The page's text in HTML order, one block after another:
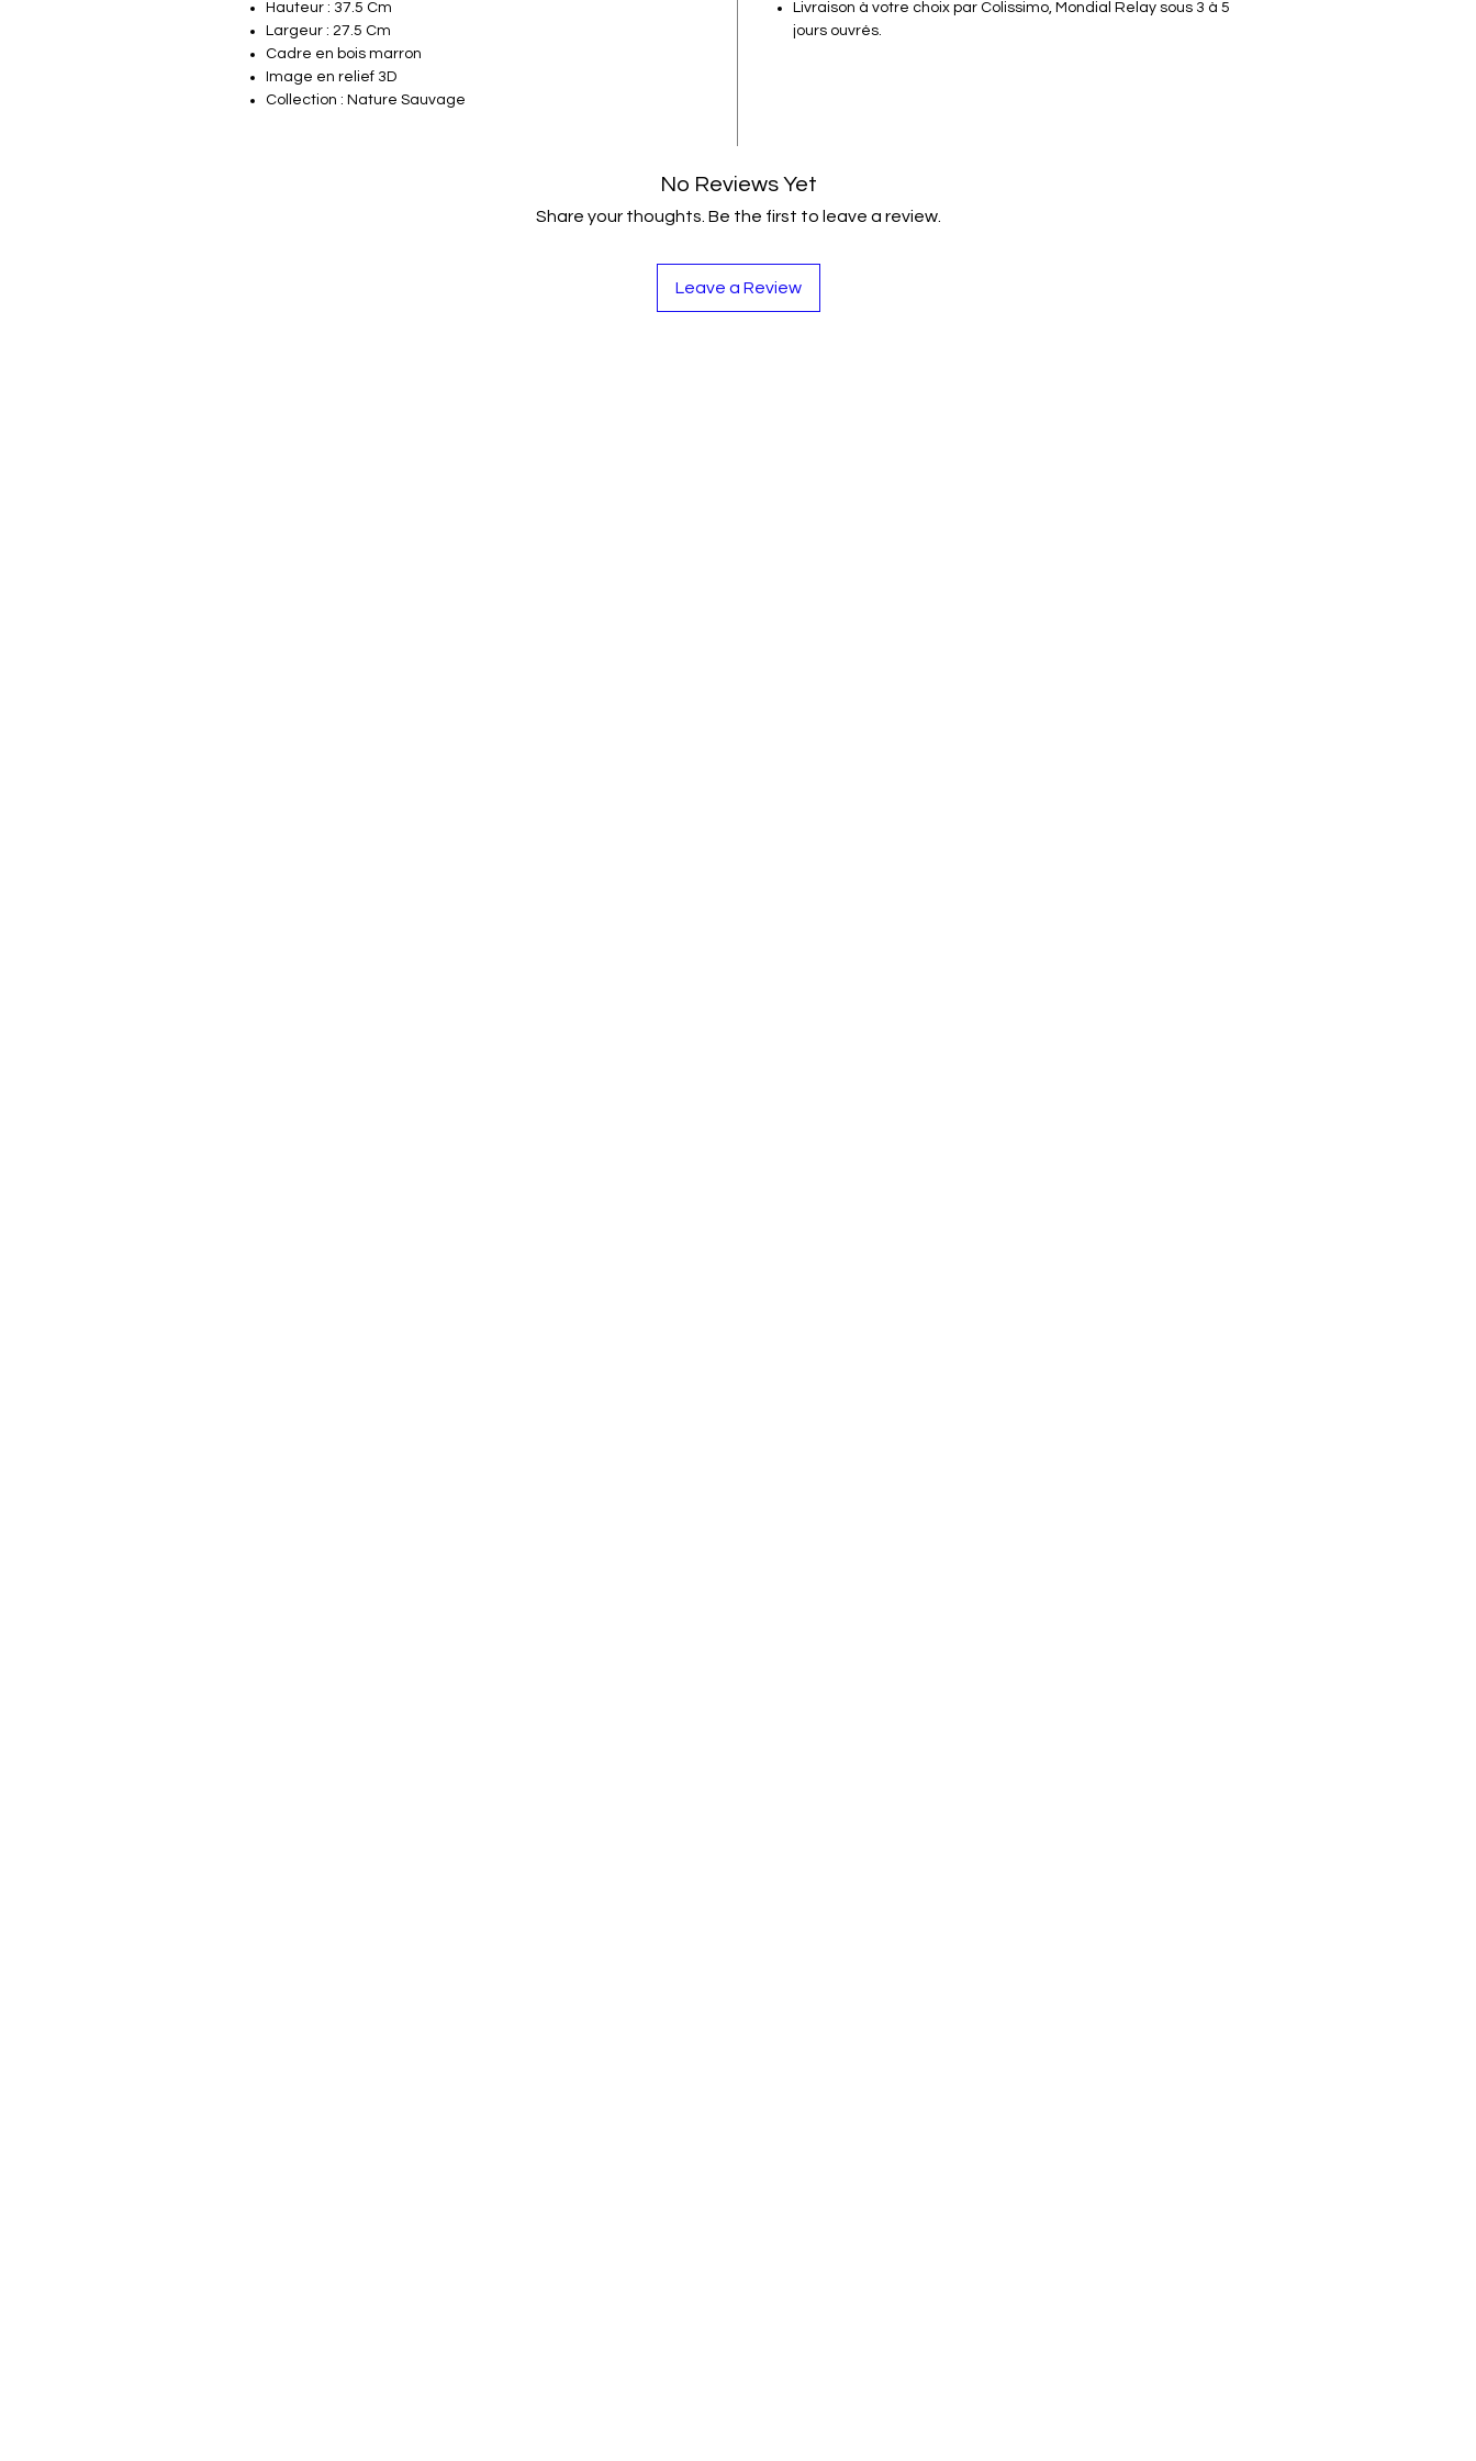
Hauteur : 37.5 Cm
Largeur : 27.5 Cm
Cadre en bois marron
Image en relief 3D
Collection : Nature Sauvage
Livraison à votre choix par Colissimo, Mondial Relay sous 3 à 5
jours ouvrés.
No Reviews Yet
Share your thoughts. Be the first to leave a review.
Leave a Review